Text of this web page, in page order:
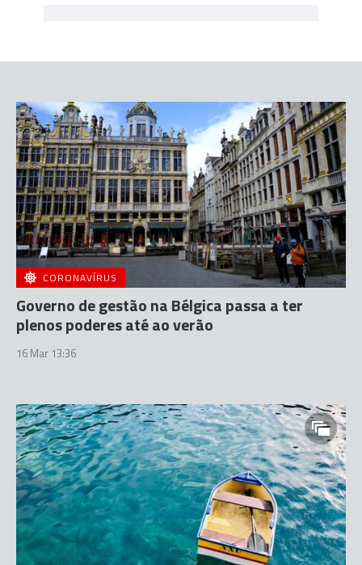
CORONAVÍRUS
Governo de gestão na Bélgica passa a ter
plenos poderes até ao verão
16 Mar 13:36